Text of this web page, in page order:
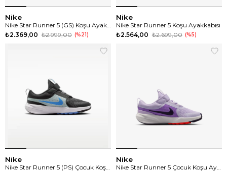
Nike
₺2.369,00 ₺2.999,00 %21
Nike
Nike Star Runner 5 Koşu Ayakkabısı
₺2.564,00 ₺2.699,00 %5
Nike
Nike Star Runner 5 (PS) Çocuk Koşu Ayakkabısı
Nike
Nike Star Runner 5 Çocuk Koşu Ayakkabısı